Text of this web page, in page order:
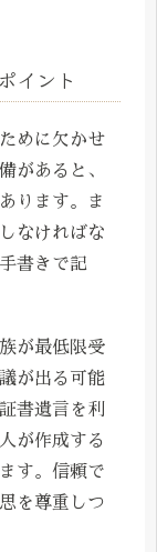
イント
めに欠かせ
があると、
ります。ま
なければな
書きで記
が最低限受
が出る可能
書遺言を利
が作成する
す。信頼で
を尊重しつ